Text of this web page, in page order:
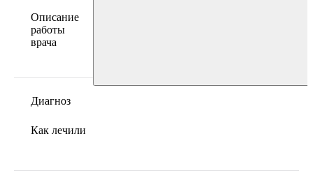
Описание
работы
врача
Диагноз
Как лечили